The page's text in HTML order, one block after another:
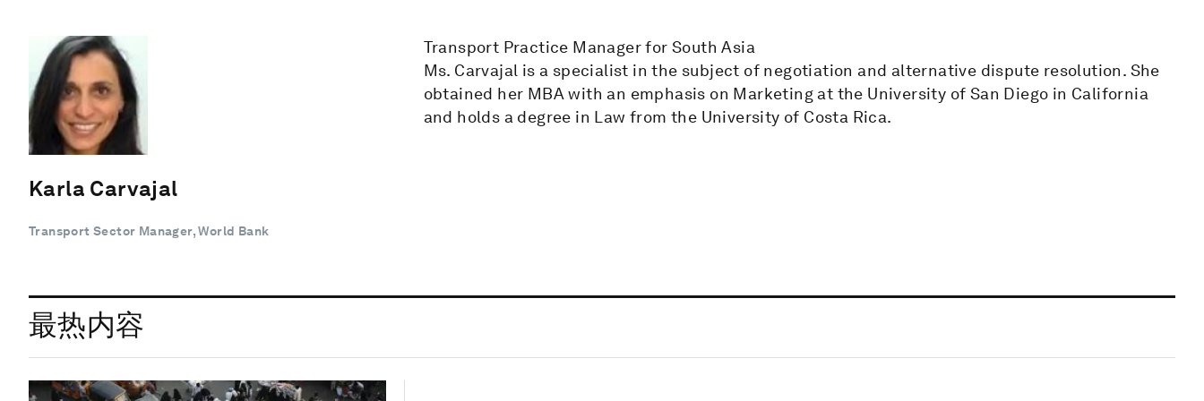
Karla Carvajal
Transport Sector Manager, World Bank
Transport Practice Manager for South Asia
Ms. Carvajal is a specialist in the subject of negotiation and alternative dispute resolution. She
obtained her MBA with an emphasis on Marketing at the University of San Diego in California
and holds a degree in Law from the University of Costa Rica.
最热内容